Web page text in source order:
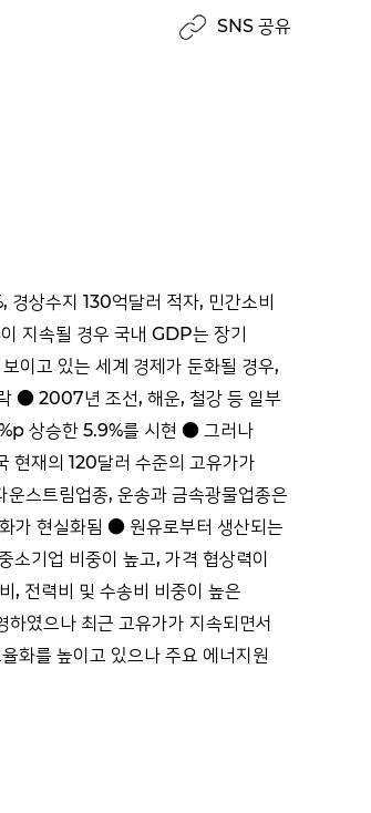
SNS 공유
상수지 130억달러 적자, 민간소비
지속될 경우 국내 GDP는 장기
이고 있는 세계 경제가 둔화될 경우,
● 2007년 조선, 해운, 철강 등 일부
상승한 5.9%를 시현 ● 그러나
현재의 120달러 수준의 고유가가
스트림업종, 운송과 금속광물업종은
가 현실화됨 ● 원유로부터 생산되는
소기업 비중이 높고, 가격 협상력이
, 전력비 및 수송비 비중이 높은
였으나 최근 고유가가 지속되면서
화를 높이고 있으나 주요 에너지원